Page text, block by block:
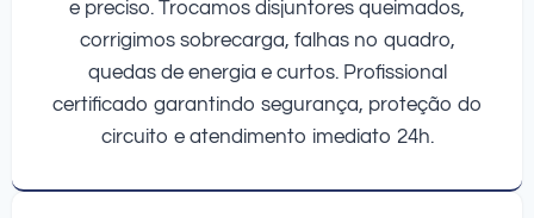
e preciso. Trocamos disjuntores queimados,
corrigimos sobrecarga, falhas no quadro,
quedas de energia e curtos. Profissional
certificado garantindo segurança, proteção do
circuito e atendimento imediato 24h.